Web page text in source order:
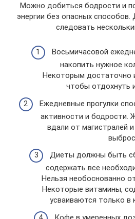
Можно добиться бодрости и
энергии без опасных
следовать
Восьмичасовой
накопить нужное
Некоторым достаточно
чтобы отдохнуть
Ежедневные прогулки
активности и бодрости.
вдали от магистралей
Диеты должны быть
содержать все
Нельзя необоснованно
Некоторые витамины,
усваиваются только в